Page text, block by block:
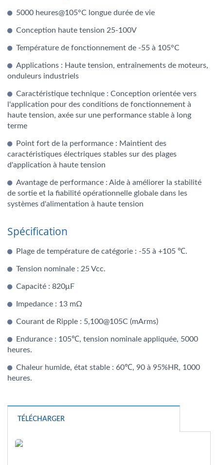
5000 heures@105°C longue durée de vie
Conception haute tension 25-100V
Température de fonctionnement de -55 à 105°C
Applications : Haute tension, entraînements de moteurs,
onduleurs industriels
Caractéristique technique : Conception orientée vers
l'application pour des conditions de fonctionnement à
haute tension, axée sur une performance stable à long
terme
Point fort de la performance : Maintient des
caractéristiques électriques stables sur des plages
d'application à haute tension
Avantage de performance : Aide à améliorer la stabilité
de sortie et la fiabilité opérationnelle globale dans les
systèmes d'alimentation à haute tension
Spécification
Plage de température de catégorie : -55 à +105 ℃.
Tension nominale : 25 Vcc.
Capacité : 820μF
Impedance : 13 mΩ
Courant de Ripple : 5,100@105C (mArms)
Endurance : 105℃, tension nominale appliquée, 5000
heures.
Chaleur humide, état stable : 60℃, 90 à 95%HR, 1000
heures.
TÉLÉCHARGER